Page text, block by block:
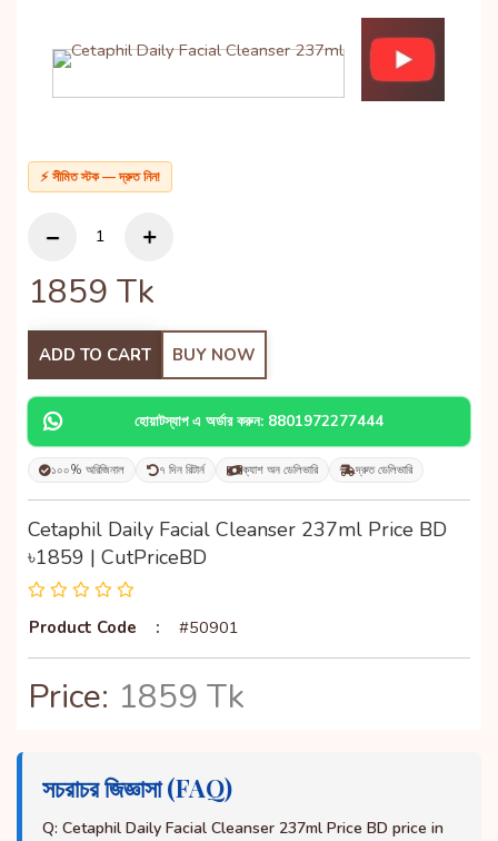
⚡ সীমিত স্টক — দ্রুত নিন!
1859 Tk
ADD TO CART BUY NOW
হোয়াটস্যাপ এ অর্ডার করুন: 8801972277444
১০০% অরিজিনাল ৭ দিন রিটার্ন ক্যাশ অন ডেলিভারি দ্রুত ডেলিভারি
Cetaphil Daily Facial Cleanser 237ml Price BD
৳1859 | CutPriceBD
Product Code : #50901
Price: 1859 Tk
সচরাচর জিজ্ঞাসা (FAQ)
Q: Cetaphil Daily Facial Cleanser 237ml Price BD price in